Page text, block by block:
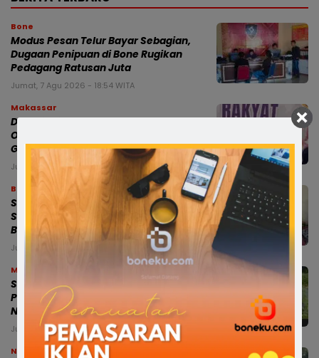
Bone
Modus Pesan Telur Bayar Sebagian,
Dugaan Penipuan di Bone Rugikan
Pedagang Ratusan Juta
Jumat, 7 Agu 2026 - 18:54 WITA
Makassar
Dampingi Mensos, Gubernur Sulsel
Optimistis Sekolah Rakyat Cetak
Generasi Berakhlak dan Berdaya Saing
Jumat, 7 Agu 2026 - 18:44 WITA
Bone
Satlantas Polres Bone Fasilitasi
Santunan Jasa Raharja bagi Keluarga
Balita Korban Kecelakaan
Jumat, 7 Agu 2026 - 18:40 WITA
Makassar
Sekjen APDESI Apresiasi Program MYP
Pemprov Sulsel, Sebut Berdampak
Nyata bagi Desa
Jumat, 7 Agu 2026 - 18:34 WITA
News